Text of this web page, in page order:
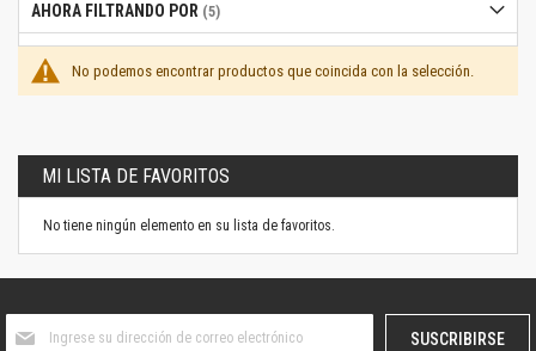
No podemos encontrar productos que coincida con la selección.
AHORA FILTRANDO POR
MI LISTA DE FAVORITOS
No tiene ningún elemento en su lista de favoritos.
SUSCRIBIRSE